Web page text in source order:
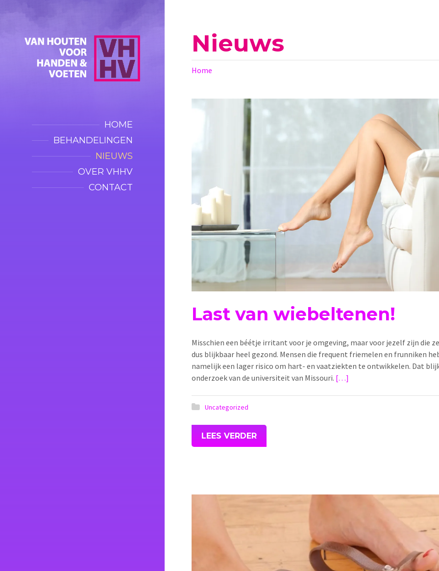
HOME
BEHANDELINGEN
NIEUWS
OVER VHHV
CONTACT
Nieuws
Home
Last van wiebeltenen!
Misschien een béétje irritant voor je omgeving, maar voor jezelf zijn die
dus blijkbaar heel gezond. Mensen die frequent friemelen en frunniken
namelijk een lager risico om hart- en vaatziekten te ontwikkelen. Dat
onderzoek van de universiteit van Missouri. […]
Uncategorized
LEES VERDER